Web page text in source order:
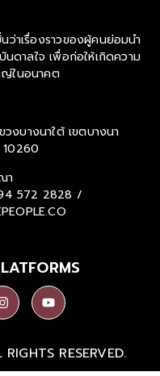
ว่าเรื่องราวของผู้คนย่อมนำ
นดาลใจ เพื่อก่อให้เกิดความ
ในอนาคต
งบางนาใต้ เขตบางนา
10260
า
572 2828 /
RESERVED.